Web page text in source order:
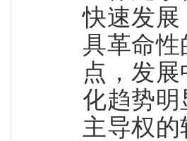
快速发展
具革命
点，发
化趋势明
主导权